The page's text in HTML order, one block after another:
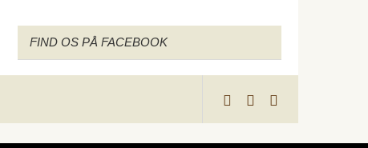
FIND OS PÅ FACEBOOK